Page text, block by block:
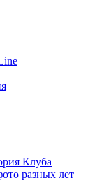
Клуба
разных лет